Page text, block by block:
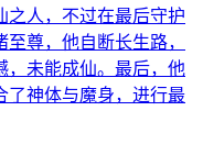
之人，不过在最后守护
尊，他自断长生路，
，未能成仙。最后，他
了神体与魔身，进行最